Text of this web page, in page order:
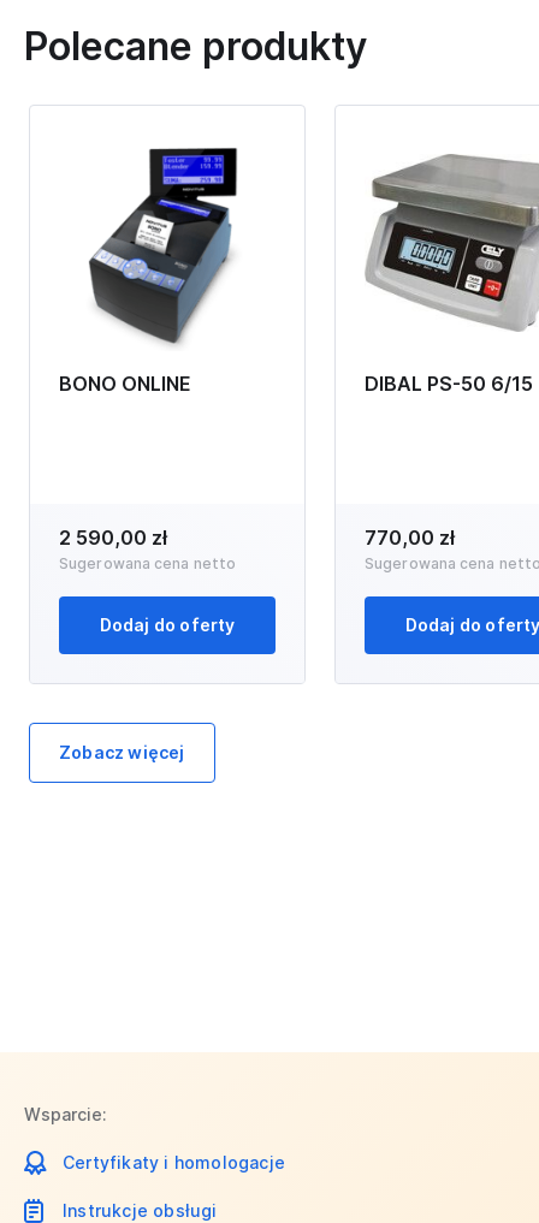
Polecane produkty
BONO ONLINE
2 590,00 zł
Sugerowana cena netto
Dodaj do oferty
DIBAL PS-50 6/15
770,00 zł
Sugerowana cena
Dodaj do
Zobacz więcej
Wsparcie:
Certyfikaty i homologacje
Instrukcje obsługi